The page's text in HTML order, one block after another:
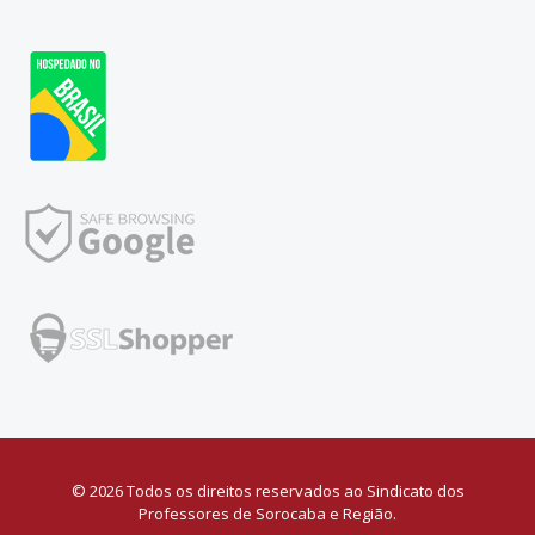
© 2026 Todos os direitos reservados ao Sindicato dos
Professores de Sorocaba e Região.